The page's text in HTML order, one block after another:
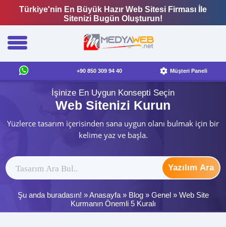
Türkiye'nin En Büyük Hazır Web Sitesi Firması İle
Sitenizi Bugün Oluşturun!
+90 850 309 94 40 Müşteri Paneli
İşinize En Uygun Konsepti Seçin
Web Sitenizi Kurun
Yüzlerce tasarım içerisinden sana uygun olanı bulmak için bir
kelime yaz ve başla.
Yazılım Ara
Şu anda buradasın! »Anasayfa» Blog» Genel» Web Site
Kurmanın Önemli 5 Kuralı